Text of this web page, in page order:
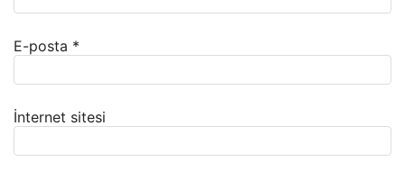
E-posta *
İnternet sitesi